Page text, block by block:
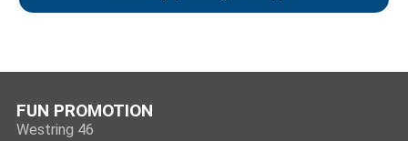
FUN PROMOTION
Westring 46